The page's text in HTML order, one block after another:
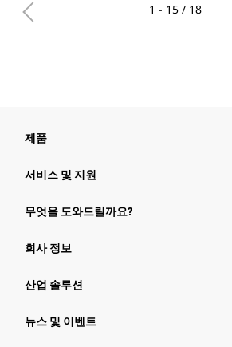
1 - 15 / 18
제품
서비스 및 지원
무엇을 도와드릴까요?
회사 정보
산업 솔루션
뉴스 및 이벤트